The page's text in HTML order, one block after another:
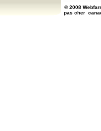
© 2008
pas cher